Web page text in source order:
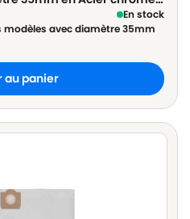
En stock
avec diamètre 35mm
au panier